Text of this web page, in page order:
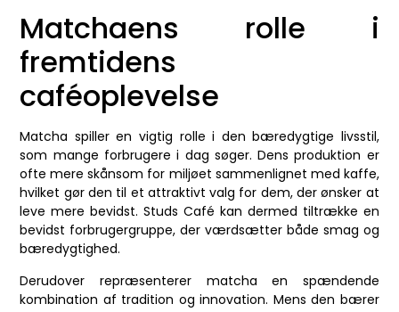
Matchaens rolle i
fremtidens
caféoplevelse
Matcha spiller en vigtig rolle i den bæredygtige livsstil,
som mange forbrugere i dag søger. Dens produktion er
ofte mere skånsom for miljøet sammenlignet med kaffe,
hvilket gør den til et attraktivt valg for dem, der ønsker at
leve mere bevidst. Studs Café kan dermed tiltrække en
bevidst forbrugergruppe, der værdsætter både smag og
bæredygtighed.
Derudover repræsenterer matcha en spændende
kombination af tradition og innovation. Mens den bærer